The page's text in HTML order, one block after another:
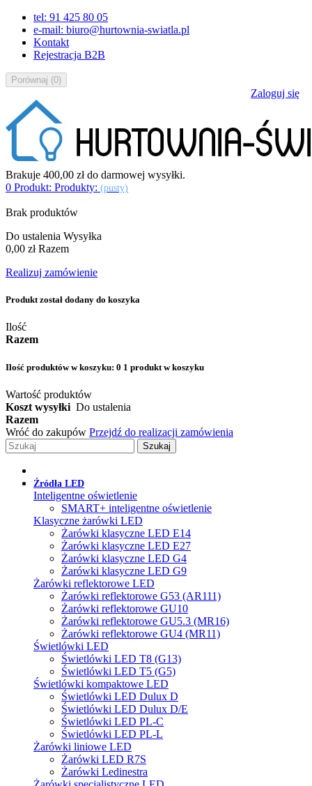
tel: 91 425 80 05
e-mail: biuro@hurtownia-swiatla.pl
Kontakt
Rejestracja B2B
Porównaj (0)
Zaloguj się
Brakuje 400,00 złdo darmowej wysyłki.
0 Produkt: Produkty: (pusty)
Brak produktów
Do ustalenia Wysyłka
0,00 zł Razem
Realizuj zamówienie
Produkt został dodany do koszyka
Ilość
Razem
Ilość produktów w koszyku: 0 1 produkt w koszyku
Wartość produktów
Koszt wysyłki Do ustalenia
Razem
Wróć do zakupów Przejdź do realizacji zamówienia
Szukaj
Źródła LED
Inteligentne oświetlenie
SMART+ inteligentne oświetlenie
Klasyczne żarówki LED
Żarówki klasyczne LED E14
Żarówki klasyczne LED E27
Żarówki klasyczne LED G4
Żarówki klasyczne LED G9
Żarówki reflektorowe LED
Żarówki reflektorowe G53 (AR111)
Żarówki reflektorowe GU10
Żarówki reflektorowe GU5.3 (MR16)
Żarówki reflektorowe GU4 (MR11)
Świetlówki LED
Świetlówki LED T8 (G13)
Świetlówki LED T5 (G5)
Świetlówki kompaktowe LED
Świetlówki LED Dulux D
Świetlówki LED Dulux D/E
Świetlówki LED PL-C
Świetlówki LED PL-L
Żarówki liniowe LED
Żarówki LED R7S
Żarówki Ledinestra